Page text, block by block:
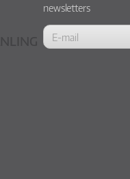
newsletters